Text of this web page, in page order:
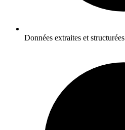
Données extraites et structurées